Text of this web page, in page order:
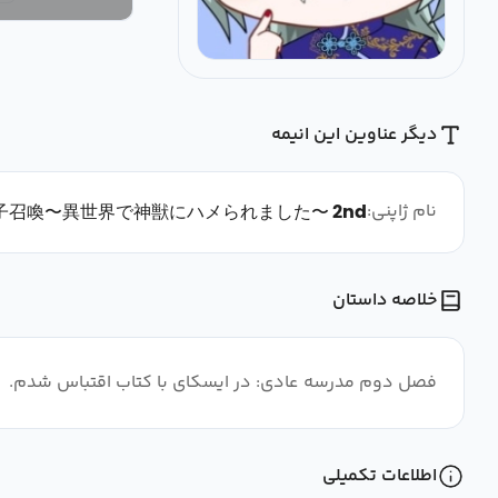
دیگر عناوین این انیمه
نام ژاپنی:召喚〜異世界で神獣にハメられました〜 2nd
خلاصه داستان
فصل دوم مدرسه عادی: در ایسکای با کتاب اقتباس شدم.
اطلاعات تکمیلی